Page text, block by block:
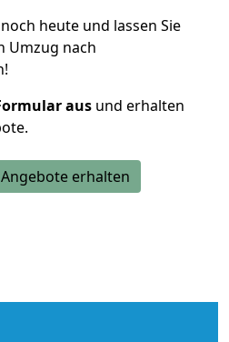
heute und lassen Sie
Umzug nach
aus und erhalten
erhalten